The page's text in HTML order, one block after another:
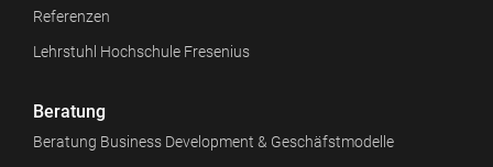
Referenzen
Lehrstuhl Hochschule Fresenius
Beratung
Beratung Business Development & Geschäfstmodelle